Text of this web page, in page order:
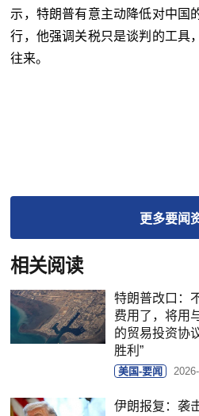
示，特朗普有意主动降低对中国
行，他强调关税只是谈判的工具
往来。
更多要闻
相关阅读
特朗普改口：
费用了，将用
的贸易投资协
胜利”
美国-要闻
伊朗报复：袭